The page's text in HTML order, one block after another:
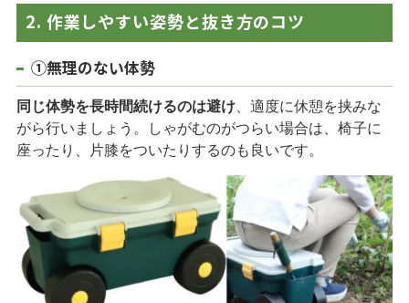
2. 作業しやすい姿勢と抜き方のコツ
①無理のない体勢
同じ体勢を長時間続けるのは避け、適度に休憩を挟みな
がら行いましょう。しゃがむのがつらい場合は、椅子に
座ったり、片膝をついたりするのも良いです。